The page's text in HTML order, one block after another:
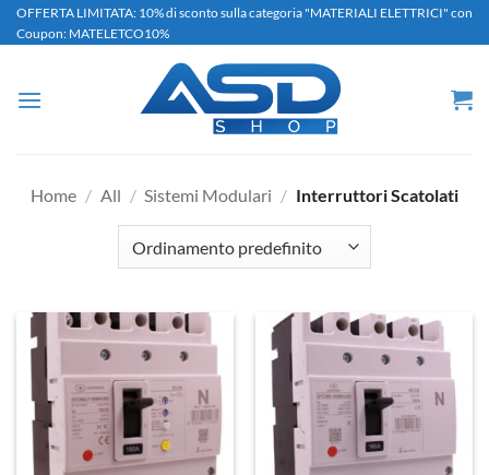
Salta
ai
OFFERTA LIMITATA: 10% di sconto sulla categoria "MATERIALI ELETTRICI" con
Coupon: MATELETCO10%
Home / All / Sistemi Modulari / Interruttori Scatolati